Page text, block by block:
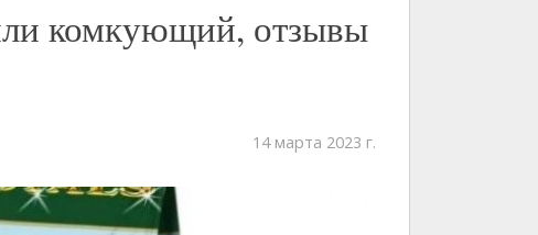
комкующий, отзывы
14 марта 2023 г.